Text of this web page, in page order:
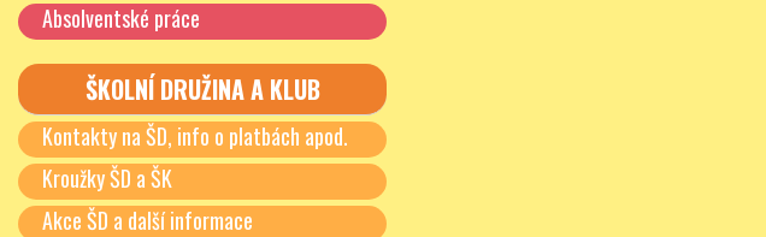
Absolventské práce
ŠKOLNÍ DRUŽINA A KLUB
Kontakty na ŠD, info o platbách apod.
Kroužky ŠD a ŠK
Akce ŠD a další informace